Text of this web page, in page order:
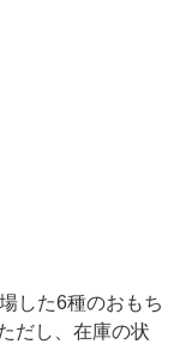
した6種のおもち
だし、在庫の状